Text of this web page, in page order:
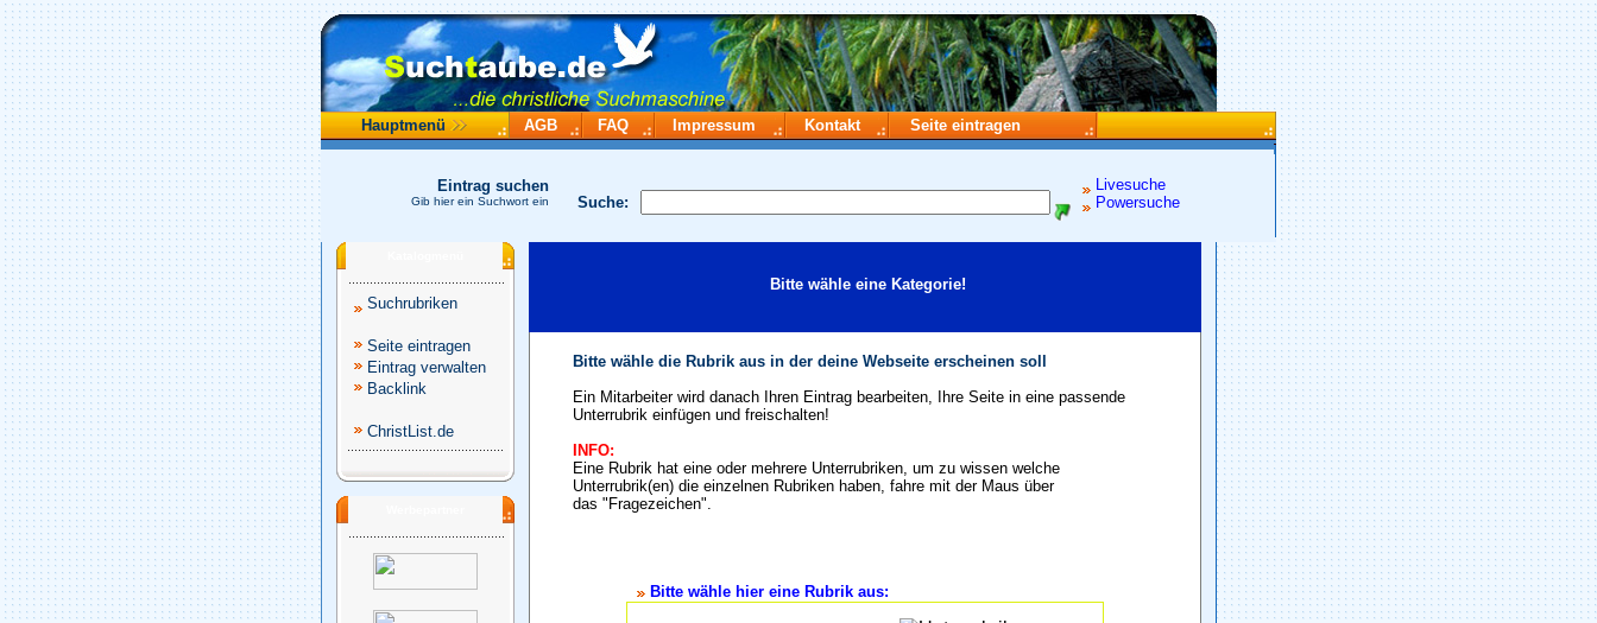
Hauptmenü AGB FAQ Impressum Kontakt Seite eintragen
Suche:
Livesuche
Powersuche
Eintrag suchen
Gib hier ein Suchwort ein
Suchrubriken
Seite eintragen
Eintrag verwalten
Backlink
ChristList.de
Bitte wähle eine Kategorie!
Bitte wähle die Rubrik aus in der deine Webseite erscheinen soll
Ein Mitarbeiter wird danach Ihren Eintrag bearbeiten, Ihre Seite in eine passende
Unterrubrik einfügen und freischalten!
INFO:
Eine Rubrik hat eine oder mehrere Unterrubriken, um zu wissen welche
Unterrubrik(en) die einzelnen Rubriken haben, fahre mit der Maus über
das "Fragezeichen".
Bitte wähle hier eine Rubrik aus: